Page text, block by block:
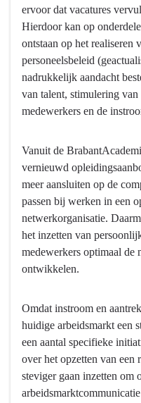
Bedrijfsvoering
Wat
willen
we
bereiken?
werkgeverschap:
Een
aantrekkelijk
modern
werkgever
zijn
om
voor
Brabant
trekken
ervoor dat vacatures
Hierdoor kan op
ontstaan op het realiseren
personeelsbeleid
nadrukkelijk aandacht
van talent, stimulering
medewerkers en de
Vanuit de
vernieuwd
meer aansluiten op de
passen bij werken in een
netwerkorganisatie.
het inzetten van
medewerkers optimaal
ontwikkelen.
Omdat instroom en
huidige arbeidsmarkt een
een aantal specifieke
over het opzetten van
steviger gaan inzetten om